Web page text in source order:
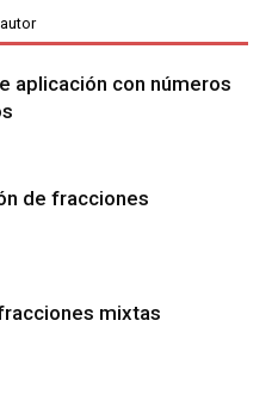
aplicación con números
de fracciones
mixtas